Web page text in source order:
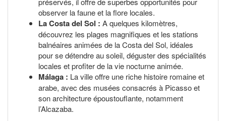
observer la faune et la flore locales.
La Costa del Sol : A quelques kilomètres,
découvrez les plages magnifiques et les stations
balnéaires animées de la Costa del Sol, idéales
pour se détendre au soleil, déguster des spécialités
locales et profiter de la vie nocturne animée.
Málaga : La ville offre une riche histoire romaine et
arabe, avec des musées consacrés à Picasso et
son architecture époustouflante, notamment
l’Alcazaba.